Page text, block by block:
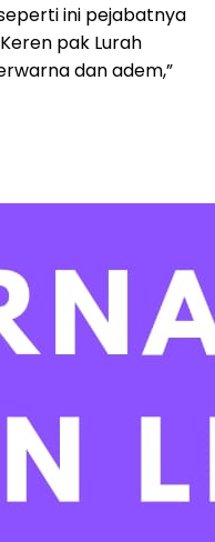
ini pejabatnya
pak Lurah
dan adem,”